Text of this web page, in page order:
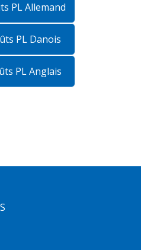
PL Allemand
PL Danois
PL Anglais